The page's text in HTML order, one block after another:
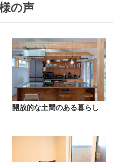
の声
開放的な土間のある暮らし